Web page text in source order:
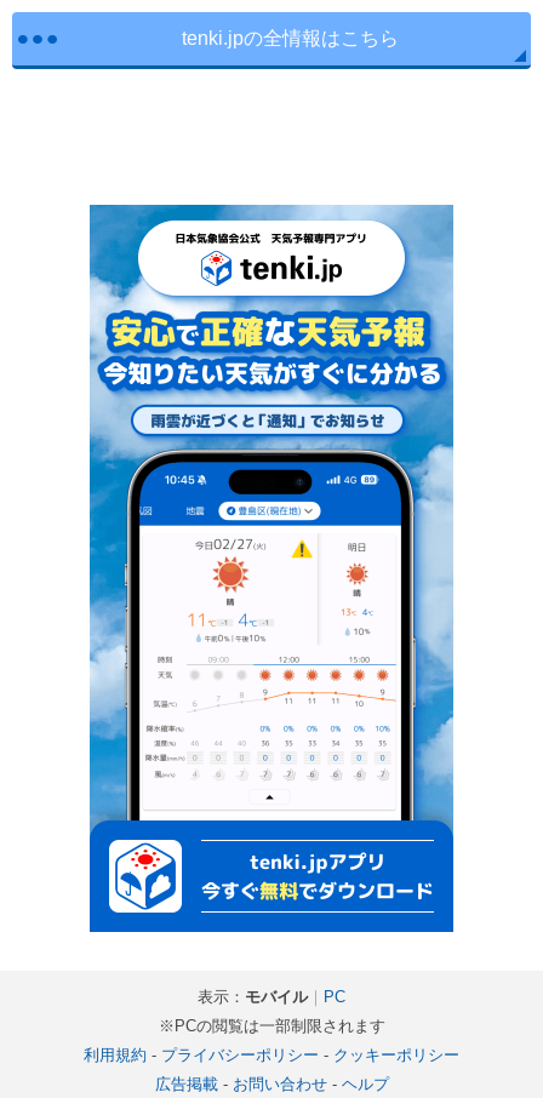
tenki.jpの全情報はこちら
表示： モバイル｜ PC
※PCの閲覧は一部制限されます
利用規約 - プライバシーポリシー - クッキーポリシー
広告掲載- お問い合わせ- ヘルプ